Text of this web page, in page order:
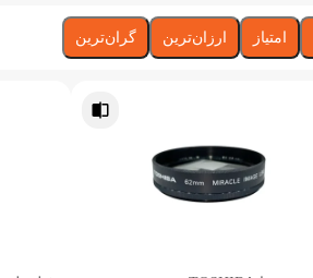
امتیاز ارزان‌ترین گران‌ترین